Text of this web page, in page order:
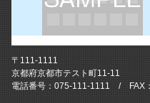
〒111-1111
京都府京都市テスト町11-11
電話番号：075-111-1111 / FAX